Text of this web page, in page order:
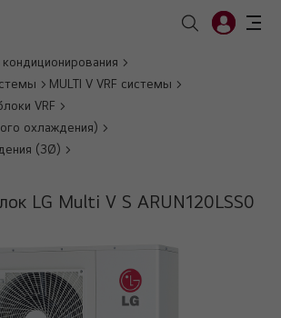
MULTI V VRF системы
VRF
охлаждения)
(3Ø)
LG Multi V S ARUN120LSS0